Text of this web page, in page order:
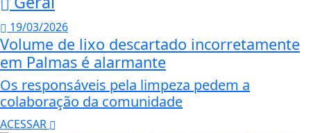
19/03/2026
Volume de lixo descartado incorretamente
em Palmas é alarmante
Os responsáveis pela limpeza pedem a
colaboração da comunidade
ACESSAR